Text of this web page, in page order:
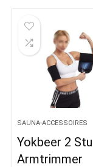
SAUNA-ACCESSOIRES
Yokbeer 2
Armtrimmer